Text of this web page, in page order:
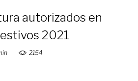
autorizados en
2021
2154